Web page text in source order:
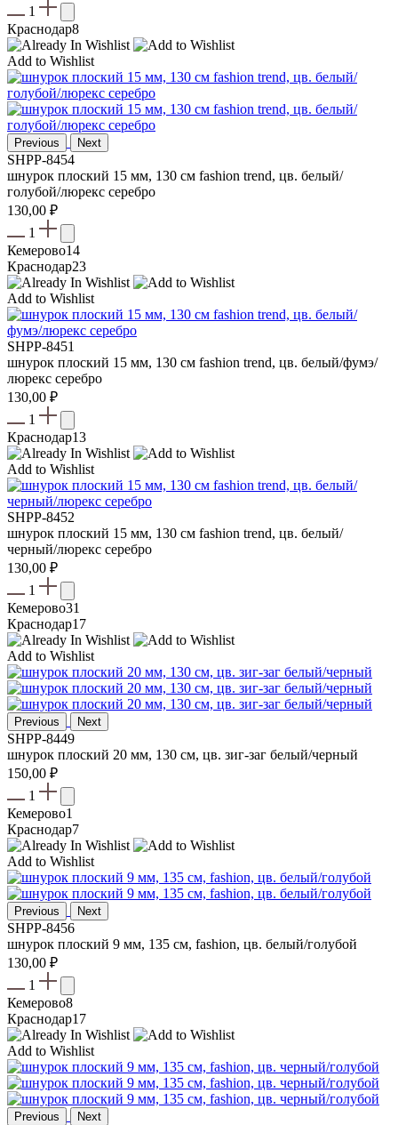
1
Краснодар8
Add to Wishlist
Previous Next
SHPP-8454
шнурок плоский 15 мм, 130 см fashion trend, цв. белый/
голубой/люрекс серебро
130,00 ₽
1
Кемерово14
Краснодар23
Add to Wishlist
SHPP-8451
шнурок плоский 15 мм, 130 см fashion trend, цв. белый/фумэ/
люрекс серебро
130,00 ₽
1
Краснодар13
Add to Wishlist
SHPP-8452
шнурок плоский 15 мм, 130 см fashion trend, цв. белый/
черный/люрекс серебро
130,00 ₽
1
Кемерово31
Краснодар17
Add to Wishlist
Previous Next
SHPP-8449
шнурок плоский 20 мм, 130 см, цв. зиг-заг белый/черный
150,00 ₽
1
Кемерово1
Краснодар7
Add to Wishlist
Previous Next
SHPP-8456
шнурок плоский 9 мм, 135 см, fashion, цв. белый/голубой
130,00 ₽
1
Кемерово8
Краснодар17
Add to Wishlist
Previous Next